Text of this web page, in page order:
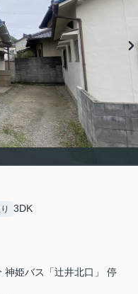
3DK
神姫バス「辻井北口」 停